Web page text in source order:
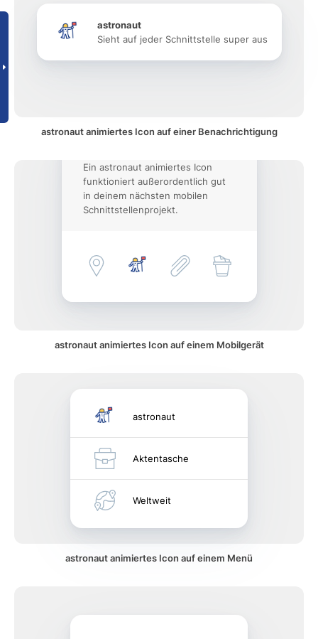
astronaut
Sieht auf jeder Schnittstelle super aus
astronaut animiertes Icon auf einer Benachrichtigung
Ein astronaut animiertes Icon
funktioniert außerordentlich gut
in deinem nächsten mobilen
Schnittstellenprojekt.
astronaut animiertes Icon auf einem Mobilgerät
astronaut
Aktentasche
Weltweit
astronaut animiertes Icon auf einem Menü